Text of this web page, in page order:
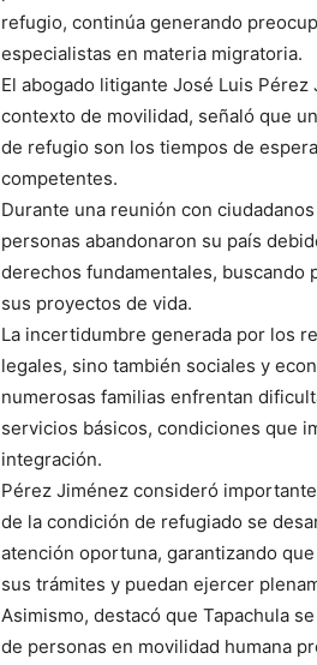
refugio, continúa generando
especialistas en materia migratoria.
El abogado litigante José Luis
contexto de movilidad, señaló que
de refugio son los tiempos de
competentes.
Durante una reunión con
personas abandonaron su país
derechos fundamentales,
sus proyectos de vida.
La incertidumbre generada por los
legales, sino también sociales y
numerosas familias enfrentan
servicios básicos, condiciones que
integración.
Pérez Jiménez consideró
de la condición de refugiado se
atención oportuna, garantizando
sus trámites y puedan ejercer
Asimismo, destacó que Tapachula
de personas en movilidad humana